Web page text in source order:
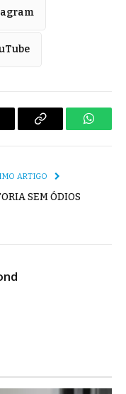
Copiar
ARTIGO
SEM ÓDIOS